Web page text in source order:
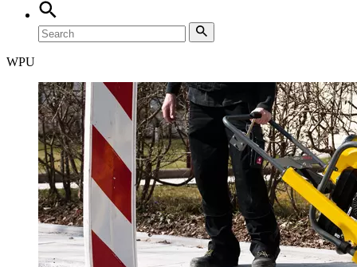
WPU